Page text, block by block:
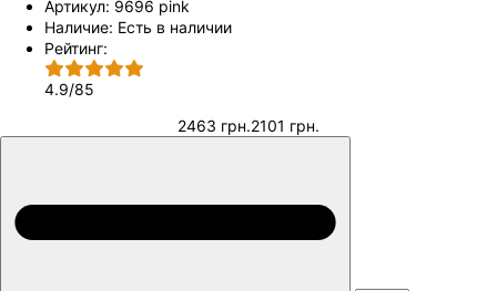
Артикул: 9696 pink
Наличие: Есть в наличии
Рейтинг:
4.9/85
2463 грн.2101 грн.